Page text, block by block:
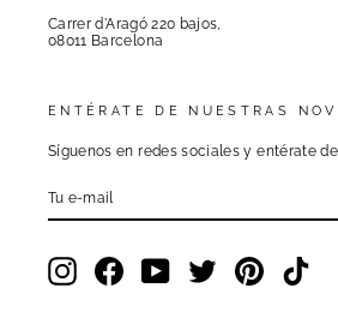
Carrer d'Aragó 220 bajos,
08011 Barcelona
ENTÉRATE DE NUESTRAS
Síguenos en redes sociales y entérate
E-
InstagramFacebookYouTube Twitter Pinterest